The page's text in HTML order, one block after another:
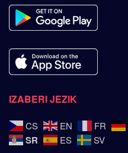
IZABERI JEZIK
CS EN FR
SR ES SV